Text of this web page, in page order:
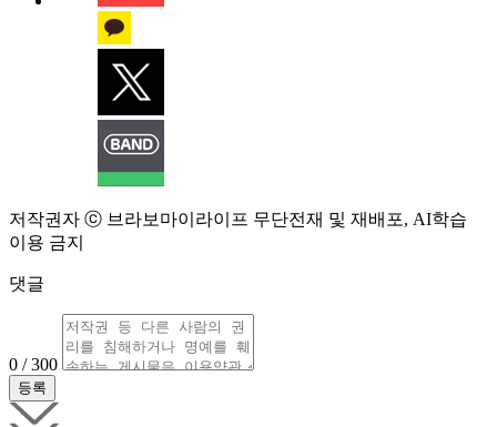
저작권자 ⓒ 브라보마이라이프 무단전재 및 재배포, AI학습
이용 금지
댓글
0 / 300